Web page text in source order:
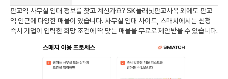
판교역 사무실 임대 정보를 찾고 계신가요? SK플래닛판교사옥외에도 판교
역 인근에 다양한 매물이 있습니다. 사무실 임대 사이트, 스매치에서는 신청
즉시 기업이 입력한 희망 조건에 딱 맞는 매물을 무료로 제안받을 수 있습니다.